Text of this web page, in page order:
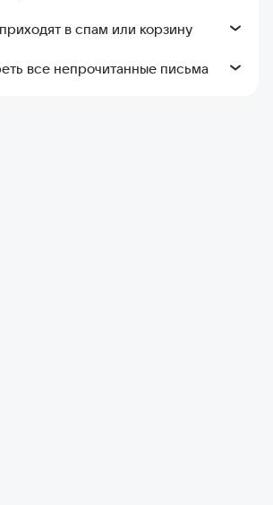
в спам или корзину
все непрочитанные письма